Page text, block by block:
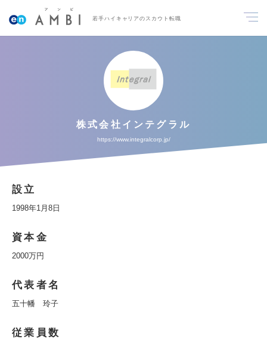
若手ハイキャリアのスカウト転職
株式会社インテグラル
https://www.integralcorp.jp/
設立
1998年1月8日
資本金
2000万円
代表者名
五十幡 玲子
従業員数